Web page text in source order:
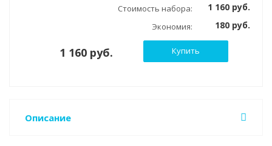
Стоимость набора: 1 160 руб.
Экономия: 180 руб.
1 160 руб. Купить
Описание